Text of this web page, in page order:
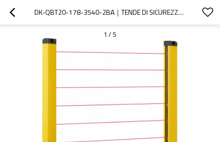
DK-QBT20-178-3540-2BA｜TENDE DI SICUREZZA PER MACCHINE｜DADISICK
1 / 5